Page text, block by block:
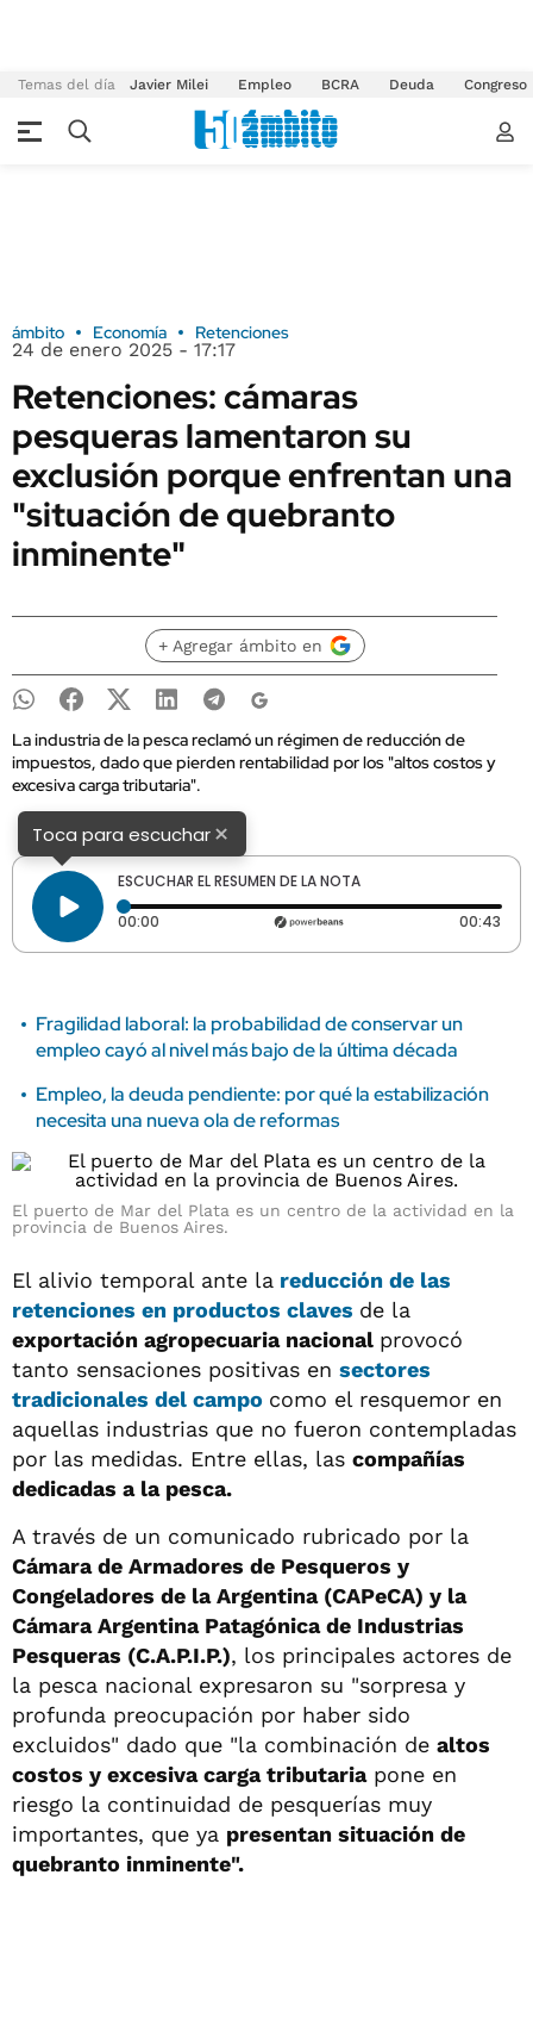
Temas del día Javier Milei Empleo BCRA Deuda Congreso
ámbito Economía Retenciones
24 de enero 2025 - 17:17
Retenciones: cámaras
pesqueras lamentaron su
exclusión porque enfrentan una
"situación de quebranto
inminente"
+ Agregar ámbito en
La industria de la pesca reclamó un régimen de reducción de
impuestos, dado que pierden rentabilidad por los "altos costos y
excesiva carga tributaria".
Toca para escuchar×
ESCUCHAR EL RESUMEN DE LA NOTA
00:00 Tiempo transcurrido: 0 segundos 00:43
Fragilidad laboral: la probabilidad de conservar un
empleo cayó al nivel más bajo de la última década
Empleo, la deuda pendiente: por qué la estabilización
necesita una nueva ola de reformas
El puerto de Mar del Plata es un centro de la actividad en la
provincia de Buenos Aires.
El alivio temporal ante la reducción de las
retenciones en productos claves de la
exportación agropecuaria nacional provocó
tanto sensaciones positivas en sectores
tradicionales del campo como el resquemor en
aquellas industrias que no fueron contempladas
por las medidas. Entre ellas, las compañías
dedicadas a la pesca.
A través de un comunicado rubricado por la
Cámara de Armadores de Pesqueros y
Congeladores de la Argentina (CAPeCA) y la
Cámara Argentina Patagónica de Industrias
Pesqueras (C.A.P.I.P.), los principales actores de
la pesca nacional expresaron su "sorpresa y
profunda preocupación por haber sido
excluidos" dado que "la combinación de altos
costos y excesiva carga tributariapone en
riesgo la continuidad de pesquerías muy
importantes, que ya presentan situación de
quebranto inminente".